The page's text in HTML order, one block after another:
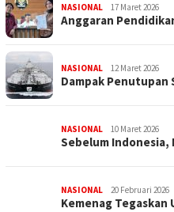
NASIONAL 17 Maret 2026
Anggaran
NASIONAL 12 Maret 2026
Dampak
NASIONAL 10 Maret 2026
Sebelum
NASIONAL 20 Februari 2026
Kemenag Tegaskan